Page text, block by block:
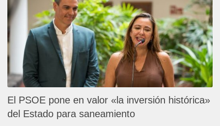
El PSOE pone en valor «la inversión histórica»
del Estado para saneamiento